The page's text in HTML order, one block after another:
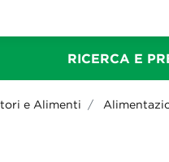
RICERCA E
e Alimenti